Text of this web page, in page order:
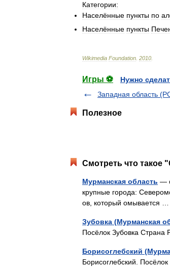
Категории:
Населённые пункты по
Населённые пункты
Wikimedia Foundation 2010
Игры ⚽
Нужно
Западная область
Полезное
Смотреть что такое
Мурманская область —
крупные города:
ов, который омывается
Зубовка (Мурманская
Посёлок Зубовка
Борисоглебский
Борисоглебский.